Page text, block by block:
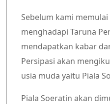
Sebelum kami
menghadapi Taruna
mendapatkan kabar
Persipasi akan
usia muda yaitu Piala
Piala Soeratin akan